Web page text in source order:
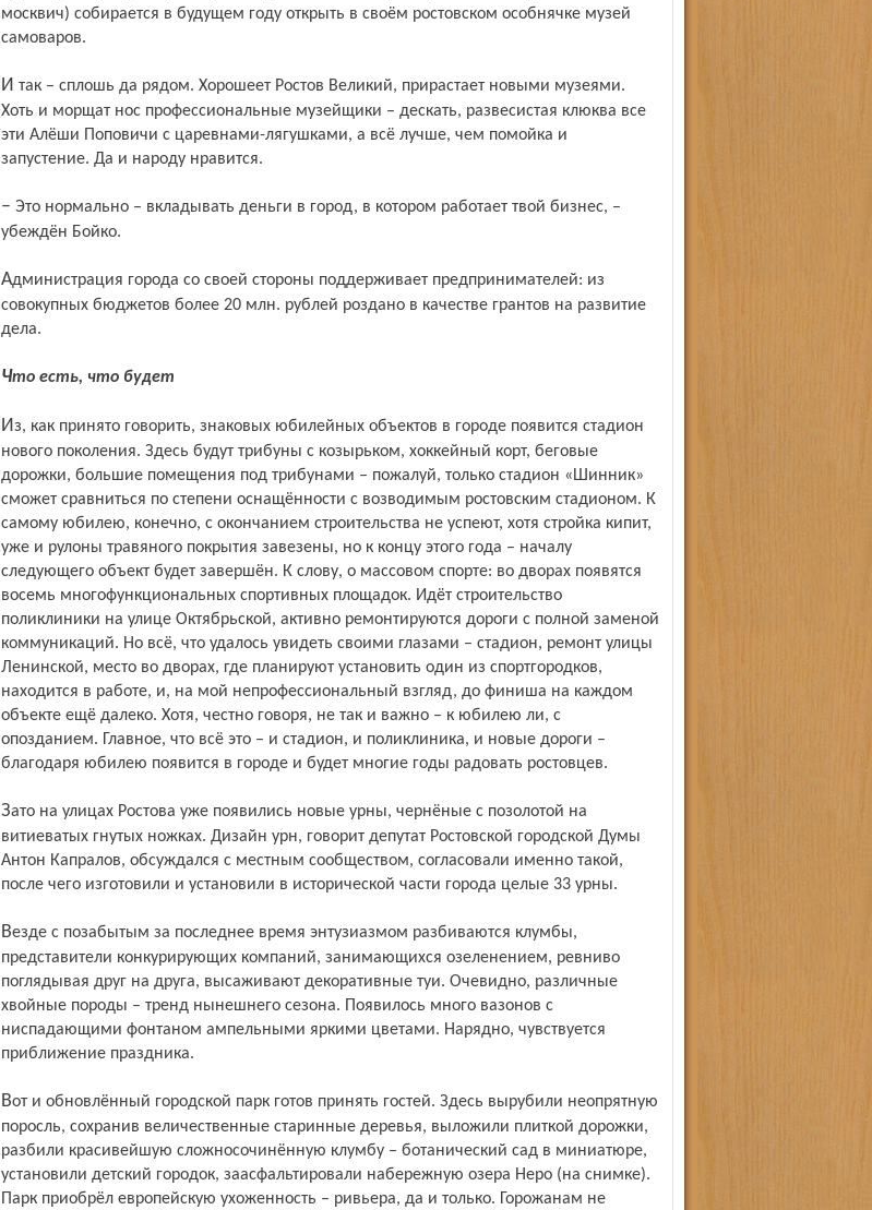
москвич) собирается в будущем году открыть в своём ростовском особнячке музей
самоваров.
И так – сплошь да рядом. Хорошеет Ростов Великий, прирастает новыми музеями.
Хоть и морщат нос профессиональные музейщики – дескать, развесистая клюква все
эти Алёши Поповичи с царевнами-лягушками, а всё лучше, чем помойка и
запустение. Да и народу нравится.
– Это нормально – вкладывать деньги в город, в котором работает твой бизнес, –
убеждён Бойко.
Администрация города со своей стороны поддерживает предпринимателей: из
совокупных бюджетов более 20 млн. рублей роздано в качестве грантов на развитие
дела.
Что есть, что будет
Из, как принято говорить, знаковых юбилейных объектов в городе появится стадион
нового поколения. Здесь будут трибуны с козырьком, хоккейный корт, беговые
дорожки, большие помещения под трибунами – пожалуй, только стадион «Шинник»
сможет сравниться по степени оснащённости с возводимым ростов­ским стадионом. К
самому юбилею, конечно, с окончанием строительства не успеют, хотя стройка кипит,
уже и рулоны травяного покрытия завезены, но к концу этого года – началу
следующего объект будет завершён. К слову, о массовом спорте: во дворах появятся
восемь многофункциональных спортивных площадок. Идёт строительство
поликлиники на улице Октябрьской, активно ремонтируются дороги с полной заменой
коммуникаций. Но всё, что удалось увидеть своими глазами – стадион, ремонт улицы
Ленинской, место во дворах, где планируют установить один из спортгородков,
находится в работе, и, на мой непрофессиональный взгляд, до финиша на каждом
объекте ещё далеко. Хотя, честно говоря, не так и важно – к юбилею ли, с
опозданием. Главное, что всё это – и стадион, и поликлиника, и новые дороги –
благодаря юбилею появится в городе и будет многие годы радовать ростовцев.
Зато на улицах Ростова уже появились новые урны, чернёные с позолотой на
витиеватых гнутых ножках. Дизайн урн, говорит депутат Ростов­ской городской Думы
Антон Капралов, обсуждался с местным сообществом, согласовали именно такой,
после чего изготовили и установили в исторической части города целые 33 урны.
Везде с позабытым за последнее время энтузиазмом разбиваются клумбы,
представители конкурирующих компаний, занимающихся озеленением, ревниво
поглядывая друг на друга, высаживают декоративные туи. Очевидно, различные
хвойные породы – тренд нынешнего сезона. Появилось много вазонов с
ниспадающими фонтаном ампельными яркими цветами. Нарядно, чувствуется
приближение праздника.
Вот и обновлённый городской парк готов принять гостей. Здесь вырубили неопрятную
поросль, сохранив величественные старинные деревья, выложили плиткой дорожки,
разбили красивейшую сложносочинённую клумбу – ботанический сад в миниатюре,
установили дет­ский городок, заасфальтировали набережную озера Неро (на снимке).
Парк приобрёл европейскую ухоженность – ривьера, да и только. Горожанам не